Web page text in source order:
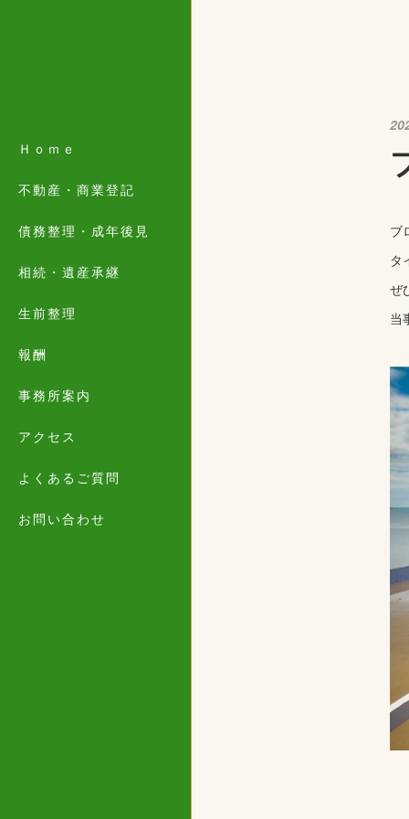
Ｈｏｍｅ
不動産・商業登記
債務整理・成年後見
相続・遺産承継
生前整理
報酬
事務所案内
アクセス
よくあるご質問
お問い合わせ
ブ
タ
ぜ
当